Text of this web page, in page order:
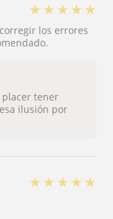
★ ★ ★ ★ ★
los errores
placer tener
ilusión por
★ ★ ★ ★ ★